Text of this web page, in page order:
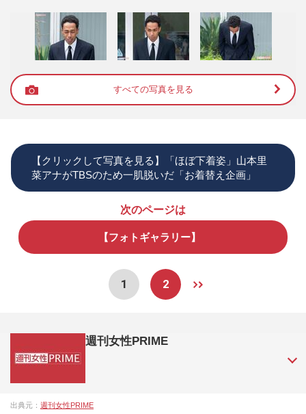
すべての写真を見る
【クリックして写真を見る】「ほぼ下着姿」山本里
菜アナがTBSのため一肌脱いだ「お着替え企画」
次のページは
【フォトギャラリー】
1 2
週刊女性PRIME
成27年）1月に開設された主婦と生活社が運営する日本のニュ
出典元： 週刊女性PRIME